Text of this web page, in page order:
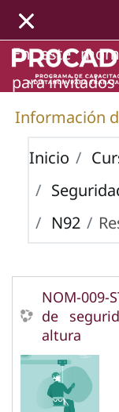
Saltar al
En este
para invitados
Información
Inicio
N92
NOM-009-
de
altura